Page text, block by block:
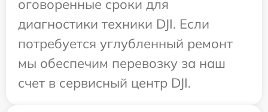
оговоренные сроки для
диагностики техники DJI. Если
потребуется углубленный ремонт
мы обеспечим перевозку за наш
счет в сервисный центр DJI.